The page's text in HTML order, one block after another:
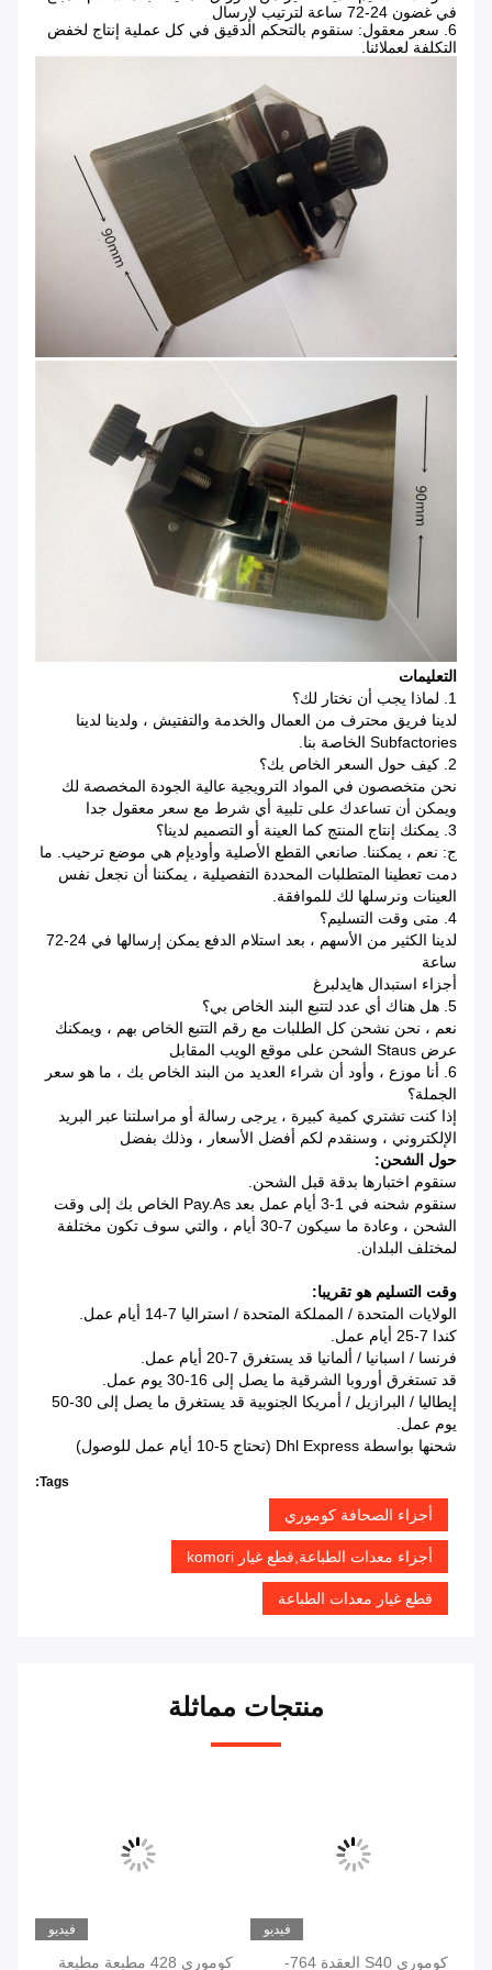
في غضون 24-72 ساعة لترتيب لإرسال
6. سعر معقول: سنقوم بالتحكم الدقيق في كل عملية إنتاج لخفض
التكلفة لعملائنا.
التعليمات
1. لماذا يجب أن نختار لك؟
لدينا فريق محترف من العمال والخدمة والتفتيش ، ولدينا لدينا
Subfactories الخاصة بنا.
2. كيف حول السعر الخاص بك؟
نحن متخصصون في المواد الترويجية عالية الجودة المخصصة لك
ويمكن أن تساعدك على تلبية أي شرط مع سعر معقول جدا
3. يمكنك إنتاج المنتج كما العينة أو التصميم لدينا؟
ج: نعم ، يمكننا. صانعي القطع الأصلية وأوديإم هي موضع ترحيب. ما
دمت تعطينا المتطلبات المحددة التفصيلية ، يمكننا أن نجعل نفس
العينات ونرسلها لك للموافقة.
4. متى وقت التسليم؟
لدينا الكثير من الأسهم ، بعد استلام الدفع يمكن إرسالها في 24-72
ساعة
أجزاء استبدال هايدلبرغ
5. هل هناك أي عدد لتتبع البند الخاص بي؟
نعم ، نحن نشحن كل الطلبات مع رقم التتبع الخاص بهم ، ويمكنك
عرض Staus الشحن على موقع الويب المقابل
6. أنا موزع ، وأود أن شراء العديد من البند الخاص بك ، ما هو سعر
الجملة؟
إذا كنت تشتري كمية كبيرة ، يرجى رسالة أو مراسلتنا عبر البريد
الإلكتروني ، وسنقدم لكم أفضل الأسعار ، وذلك بفضل
حول الشحن:
سنقوم اختبارها بدقة قبل الشحن.
سنقوم شحنه في 1-3 أيام عمل بعد Pay.as الخاص بك إلى وقت
الشحن ، وعادة ما سيكون 7-30 أيام ، والتي سوف تكون مختلفة
لمختلف البلدان.
وقت التسليم هو تقريبا:
الولايات المتحدة / المملكة المتحدة / استراليا 7-14 أيام عمل.
كندا 7-25 أيام عمل.
فرنسا / اسبانيا / ألمانيا قد يستغرق 7-20 أيام عمل.
قد تستغرق أوروبا الشرقية ما يصل إلى 16-30 يوم عمل.
إيطاليا / البرازيل / أمريكا الجنوبية قد يستغرق ما يصل إلى 30-50
يوم عمل.
شحنها بواسطة Dhl Express (تحتاج 5-10 أيام عمل للوصول)
Tags:
أجزاء الصحافة كوموري
أجزاء معدات الطباعة,قطع غيار komori
قطع غيار معدات الطباعة
منتجات مماثلة
فيديو
كوموري S40 العقدة 764-
فيديو
كوموري 428 مطبعة مطبعة